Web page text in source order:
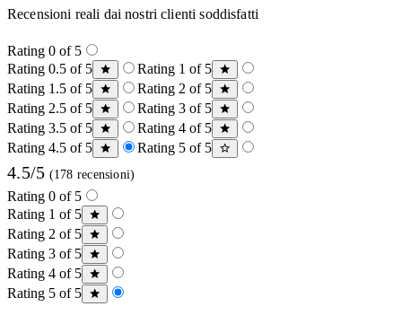
Recensioni reali dai nostri clienti soddisfatti
Rating 0 of 5
Rating 0.5 of 5
Rating 1 of 5
Rating 1.5 of 5
Rating 2 of 5
Rating 2.5 of 5
Rating 3 of 5
Rating 3.5 of 5
Rating 4 of 5
Rating 4.5 of 5
Rating 5 of 5
4.5/5 (178 recensioni)
Rating 0 of 5
Rating 1 of 5
Rating 2 of 5
Rating 3 of 5
Rating 4 of 5
Rating 5 of 5